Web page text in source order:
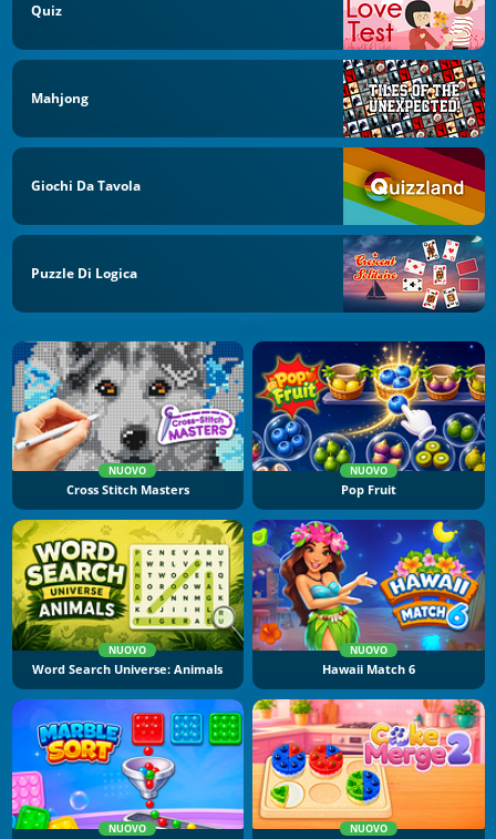
Quiz
Mahjong
Giochi Da Tavola
Puzzle Di Logica
NUOVO
Cross Stitch Masters
NUOVO
Pop Fruit
NUOVO
Word Search Universe: Animals
NUOVO
Hawaii Match 6
NUOVO NUOVO